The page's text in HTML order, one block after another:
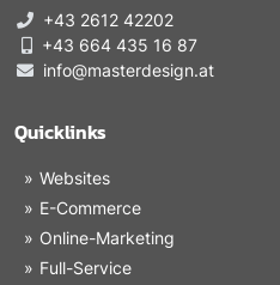
+43 2612 42202
+43 664 435 16 87
info@masterdesign.at
Quicklinks
Websites
E-Commerce
Online-Marketing
Full-Service